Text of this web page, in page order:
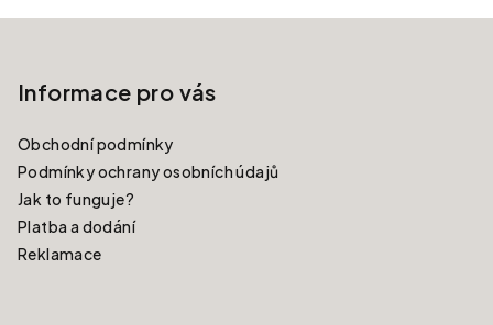
Informace pro vás
Obchodní podmínky
Podmínky ochrany osobních údajů
Jak to funguje?
Platba a dodání
Reklamace